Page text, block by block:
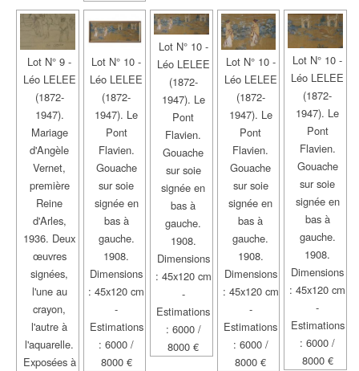
Lot N° 9 -
Léo LELEE
(1872-
1947).
Mariage
d'Angèle
Vernet,
première
Reine
d'Arles,
1936. Deux
œuvres
signées,
l'une au
crayon,
l'autre à
l'aquarelle.
Exposées à
Lot N° 10 -
Léo LELEE
(1872-
1947). Le
Pont
Flavien.
Gouache
sur soie
signée en
bas à
gauche.
1908.
Dimensions
: 45x120 cm
-
Estimations
: 6000 /
8000 €
Lot N° 10 -
Léo LELEE
(1872-
1947). Le
Pont
Flavien.
Gouache
sur soie
signée en
bas à
gauche.
1908.
Dimensions
: 45x120 cm
-
Estimations
: 6000 /
8000 €
Lot N° 10 -
Léo LELEE
(1872-
1947). Le
Pont
Flavien.
Gouache
sur soie
signée en
bas à
gauche.
1908.
Dimensions
: 45x120 cm
-
Estimations
: 6000 /
8000 €
Lot N° 10 -
Léo LELEE
(1872-
1947). Le
Pont
Flavien.
Gouache
sur soie
signée en
bas à
gauche.
1908.
Dimensions
: 45x120 cm
-
Estimations
: 6000 /
8000 €